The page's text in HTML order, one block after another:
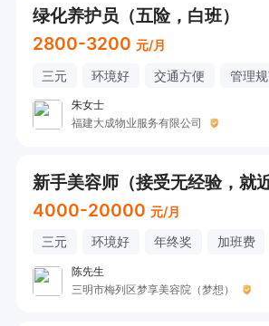
绿化养护员（五险，白班）
2800-3200 元/月
三元 环境好 交通方便 管理
朱女士
福建大成物业服务有限公司
4000-20000 元/月
三元 环境好 年终奖 加班费
陈先生
三明市梅列区梦享美容院（梦想）